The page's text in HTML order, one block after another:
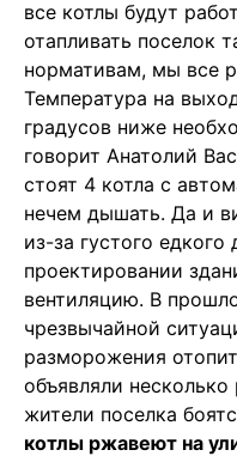
все котлы будут
отапливать поселок
нормативам, мы все
Температура на
градусов ниже
говорит Анатолий
стоят 4 котла с
нечем дышать. Да и
из-за густого
проектировании
вентиляцию. В
чрезвычайной
разморожения
объявляли
жители поселка
котлы ржавеют на